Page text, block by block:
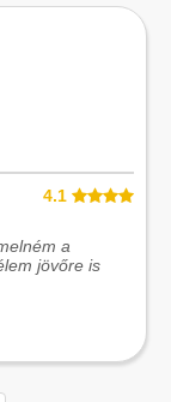
4.1
a
jövőre is